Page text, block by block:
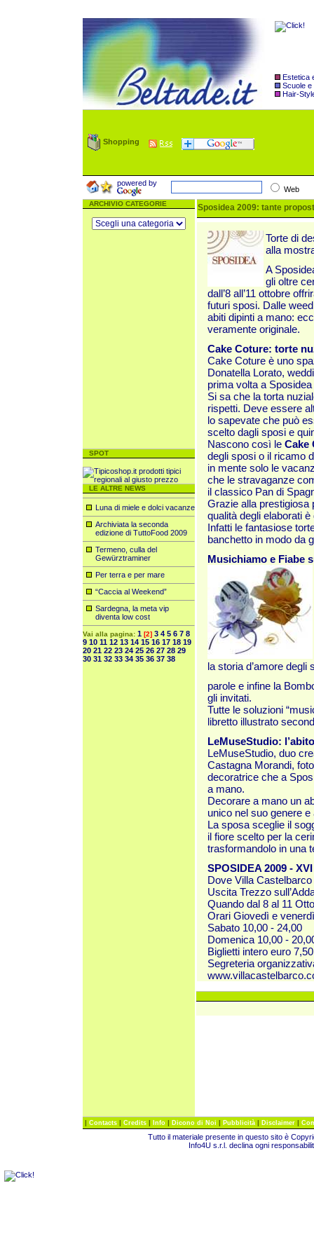
Estetica
Scuole e
Hair-
Shopping
powered by
Web
ARCHIVIO CATEGORIE
SPOT
LE ALTRE NEWS
Luna di miele e dolci vacanze
Archiviata la seconda
edizione di TuttoFood 2009
Termeno, culla del
Gewürztraminer
Per terra e per mare
“Caccia al Weekend”
Sardegna, la meta vip
diventa low cost
Vai alla pagina: 1 [2] 3 4 5 6 7 8
9 10 11 12 13 14 15 16 17 18 19
20 21 22 23 24 25 26 27 28 29
30 31 32 33 34 35 36 37 38
Sposidea 2009: tante
Torte di
alla
A
gli oltre
dall’8 all’11 ottobre
futuri sposi. Dalle
abiti dipinti a mano:
veramente originale.
Cake Coture: torte
Cake Coture è uno
Donatella Lorato,
prima volta a
Si sa che la torta
rispetti. Deve essere
lo sapevate che può
scelto dagli sposi e
Nascono così le Cake
degli sposi o il ricamo
in mente solo le
che le stravaganze
il classico Pan di
Grazie alla prestigiosa
qualità degli elaborati
Infatti le fantasiose
banchetto in modo da
Musichiamo e Fiabe
la storia d’amore
parole e infine la
gli invitati.
Tutte le soluzioni
libretto illustrato
LeMuseStudio:
LeMuseStudio, duo
Castagna Morandi,
decoratrice che a
a mano.
Decorare a mano un
unico nel suo genere
La sposa sceglie il
il fiore scelto per la
trasformandolo in una
SPOSIDEA 2009 -
Dove Villa
Uscita Trezzo
Quando dal 8 al 11
Orari Giovedì e
Sabato 10,00 - 24,00
Domenica 10,00 -
Biglietti intero euro
Segreteria
| Contacts | Credits | Info | Dicono di Noi | Pubblicità | Disclaimer |
Tutto il materiale presente in questo sito è
Info4U s.r.l. declina ogni